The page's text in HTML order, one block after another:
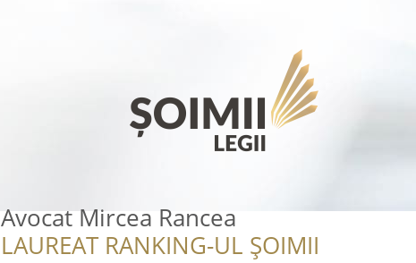
Avocat Mircea Rancea
LAUREAT RANKING-UL ȘOIMII